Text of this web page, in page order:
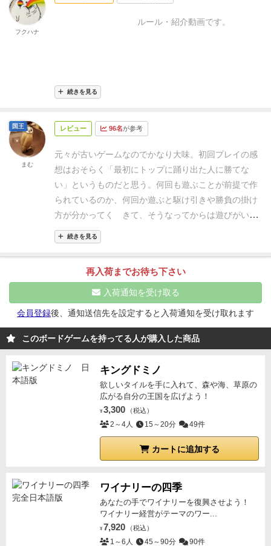
ルール・紹介動画です。
続きを見る
フクハナ
レビュー 96名が参考
元々が古いゲームなのでかなり大味。 初回プレイの感
想はおそらく「最初にトップに踊り出た人に勝てな
い」というものだと思う。 何回も遊ぶことが前提で作
られているのか、何回か遊ぶと駆け引きや勝負の掛け
方が分かってく きて、そうなってからは遊びがいの
あるゲームに変化する。
時代に合ってない、これにつきる。
だけ遊んで評価するのは勿体無いと思う。
続きを見る
国王
まむ
再入荷までお待ち下さい
入荷通知を受け取る
会員登録後、通知送信先を設定すると入荷通知を受け取れます
このボードゲームを持ってる人が購入した商品
キングドミノ
欲しいタイルを手に入れて、森や海、草原の
広がる自分の王国を広げよう！
¥ 3,300 （税込）
2～4人 15～20分 49件
カートに追加する
ワイナリーの四季
あなたの手でワイナリーを復興させよう！
ワイナリー経営がテーマのワー...
¥ 7,920 （税込）
1～6人 45～90分 90件